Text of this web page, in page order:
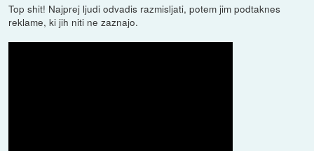
Top shit! Najprej ljudi odvadis razmisljati, potem jim podtaknes
reklame, ki jih niti ne zaznajo.